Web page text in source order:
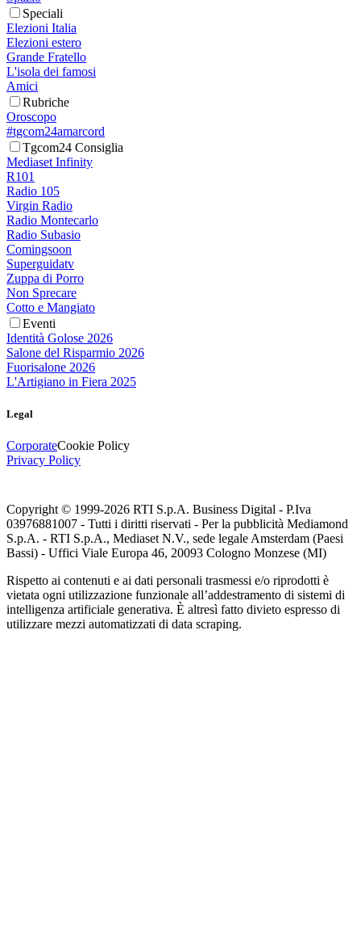
Speciali
Elezioni Italia
Elezioni estero
Grande Fratello
L'isola dei famosi
Amici
Rubriche
Oroscopo
#tgcom24amarcord
Tgcom24 Consiglia
Mediaset Infinity
R101
Radio 105
Virgin Radio
Radio Montecarlo
Radio Subasio
Comingsoon
Superguidatv
Zuppa di Porro
Non Sprecare
Cotto e Mangiato
Eventi
Identità Golose 2026
Salone del Risparmio 2026
Fuorisalone 2026
L'Artigiano in Fiera 2025
Legal
CorporateCookie Policy
Privacy Policy
Copyright © 1999-2026 RTI S.p.A. Business Digital - P.Iva
03976881007 - Tutti i diritti riservati - Per la pubblicità Mediamond
S.p.A. - RTI S.p.A., Mediaset N.V., sede legale Amsterdam (Paesi
Bassi) - Uffici Viale Europa 46, 20093 Cologno Monzese (MI)
Rispetto ai contenuti e ai dati personali trasmessi e/o riprodotti è
vietata ogni utilizzazione funzionale all’addestramento di sistemi di
intelligenza artificiale generativa. È altresì fatto divieto espresso di
utilizzare mezzi automatizzati di data scraping.